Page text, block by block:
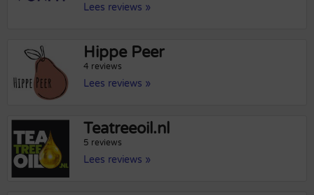
Lees reviews »
Hippe Peer
4 reviews
Lees reviews »
Teatreeoil.nl
5 reviews
Lees reviews »